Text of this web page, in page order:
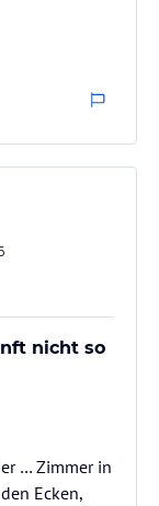
nicht so
… Zimmer in
Ecken,